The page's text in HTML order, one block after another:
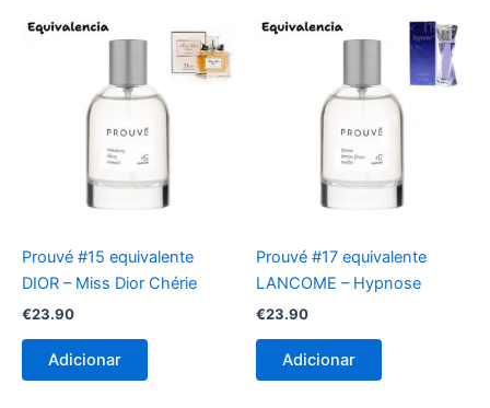
Prouvé #15 equivalente
DIOR – Miss Dior Chérie
€23.90
Adicionar
Prouvé #17 equivalente
LANCOME – Hypnose
€23.90
Adicionar